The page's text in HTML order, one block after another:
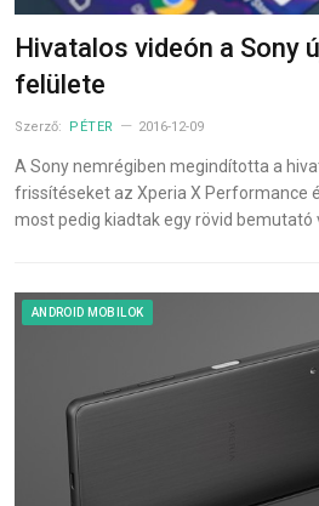
Hivatalos videón a Sony
felülete
Szerző: PÉTER 2016-12-09
A Sony nemrégiben megindította a
frissítéseket az Xperia X Performance
most pedig kiadtak egy rövid bemutató
ANDROID MOBILOK